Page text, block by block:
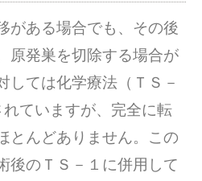
がある場合でも、その後
原発巣を切除する場合が
しては化学療法（ＴＳ－
ていますが、完全に転
とんどありません。この
後のＴＳ－１に併用して